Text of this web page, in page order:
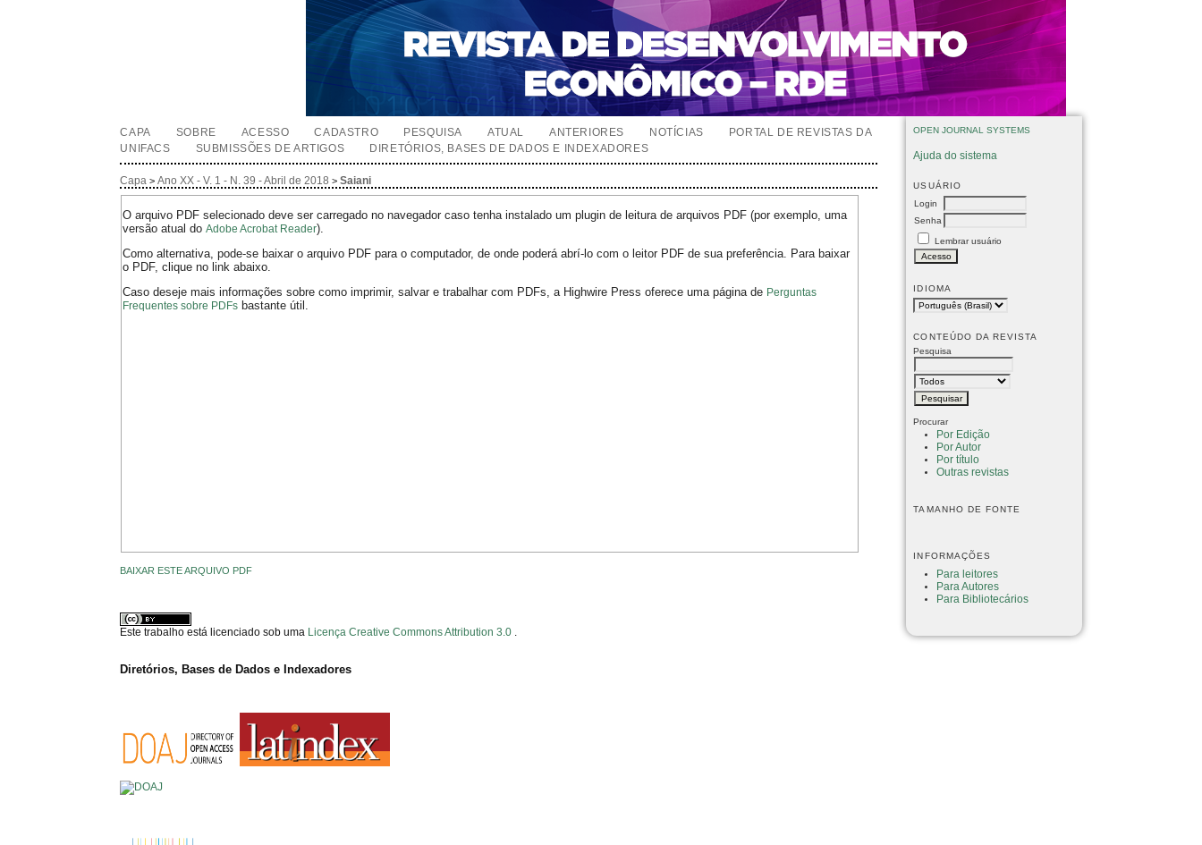
OPEN JOURNAL SYSTEMS
Ajuda do sistema
USUÁRIO
Login
Senha
Lembrar usuário
IDIOMA
CONTEÚDO DA REVISTA
Pesquisa
Procurar
Por Edição
Por Autor
Por título
Outras revistas
TAMANHO DE FONTE
INFORMAÇÕES
Para leitores
Para Autores
Para Bibliotecários
CAPA SOBRE ACESSO CADASTRO PESQUISA ATUAL ANTERIORES NOTÍCIAS
PORTAL DE REVISTAS DA
UNIFACS
SUBMISSÕES DE ARTIGOS DIRETÓRIOS, BASES DE DADOS E INDEXADORES
Capa >Ano XX - V. 1 - N. 39 - Abril de 2018 >Saiani
O arquivo PDF selecionado deve ser carregado no navegador caso tenha instalado um plugin de leitura de arquivos PDF (por exemplo, uma
versão atual doAdobe Acrobat Reader).
Como alternativa, pode-se baixar o arquivo PDF para o computador, de onde poderá abrí-lo com o leitor PDF de sua preferência. Para baixar
o PDF, clique no link abaixo.
Caso deseje mais informações sobre como imprimir, salvar e trabalhar com PDFs, a Highwire Press oferece uma página de Perguntas
Frequentes sobre PDFs bastante útil.
BAIXAR ESTE ARQUIVO PDF
Este trabalho está licenciado sob uma Licença Creative Commons Attribution 3.0 .
Diretórios, Bases de Dados e Indexadores